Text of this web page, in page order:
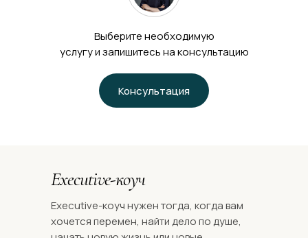
‌Executive-коуч нужен тогда, когда вам
хочется перемен, найти дело по душе,
Executive-коуч
Выберите необходимую
услугу и запишитесь на консультацию
Консультация